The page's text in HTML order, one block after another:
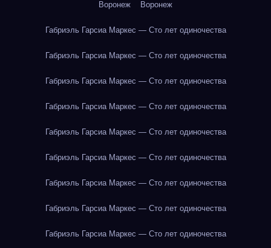
Воронеж Воронеж
Габриэль Гарсиа Маркес — Сто лет одиночества
Габриэль Гарсиа Маркес — Сто лет одиночества
Габриэль Гарсиа Маркес — Сто лет одиночества
Габриэль Гарсиа Маркес — Сто лет одиночества
Габриэль Гарсиа Маркес — Сто лет одиночества
Габриэль Гарсиа Маркес — Сто лет одиночества
Габриэль Гарсиа Маркес — Сто лет одиночества
Габриэль Гарсиа Маркес — Сто лет одиночества
Габриэль Гарсиа Маркес — Сто лет одиночества